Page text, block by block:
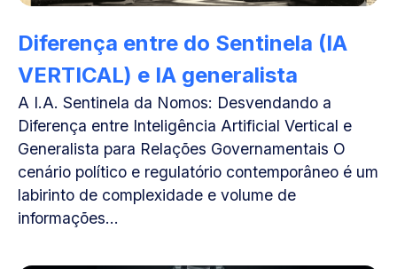
Diferença entre do Sentinela (IA
VERTICAL) e IA generalista
A I.A. Sentinela da Nomos: Desvendando a
Diferença entre Inteligência Artificial Vertical e
Generalista para Relações Governamentais O
cenário político e regulatório contemporâneo é um
labirinto de complexidade e volume de
informações...